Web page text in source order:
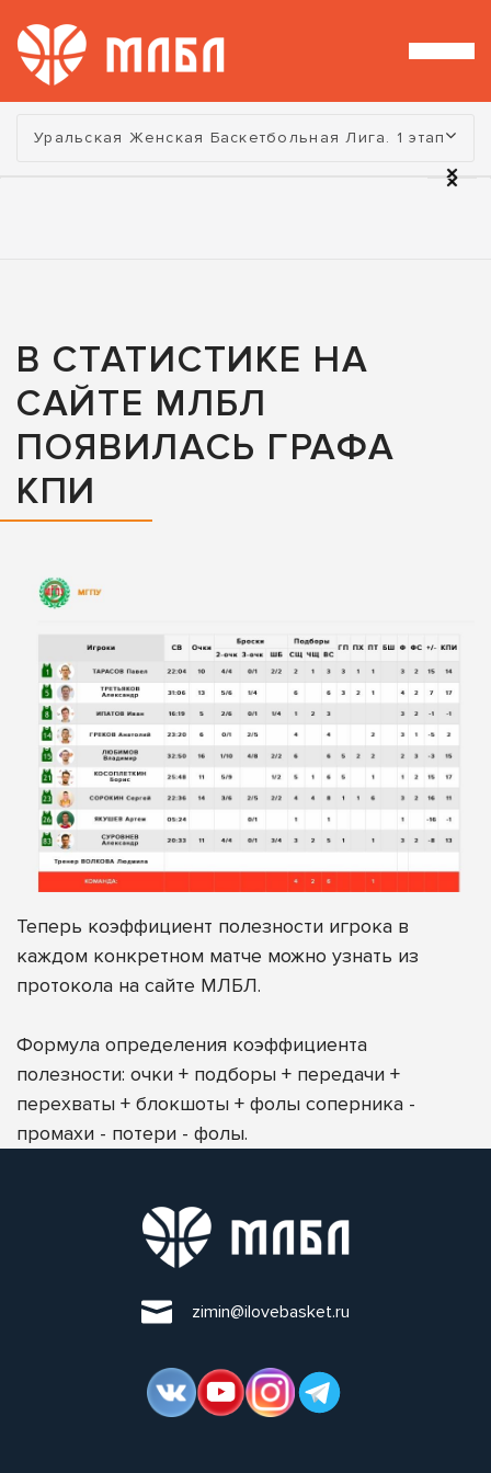
Турнир:
Уральская Женская Баскетбольная Лига. 1 этап
В СТАТИСТИКЕ НА
САЙТЕ МЛБЛ
ПОЯВИЛАСЬ ГРАФА
КПИ
Теперь коэффициент полезности игрока в
каждом конкретном матче можно узнать из
протокола на сайте МЛБЛ.
Формула определения коэффициента
полезности: очки + подборы + передачи +
перехваты + блокшоты + фолы соперника -
промахи - потери - фолы.
zimin@ilovebasket.ru